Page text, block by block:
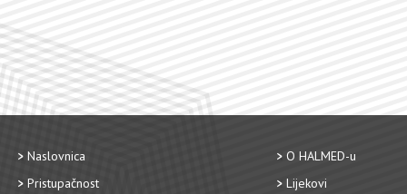
Naslovnica
Pristupačnost
O HALMED-u
Lijekovi